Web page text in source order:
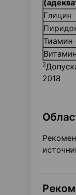
Глицин
Тиамин
2
2018